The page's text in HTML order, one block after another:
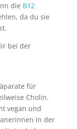
die B12
da du sie
bei der
für
Cholin.
vegan und
in der